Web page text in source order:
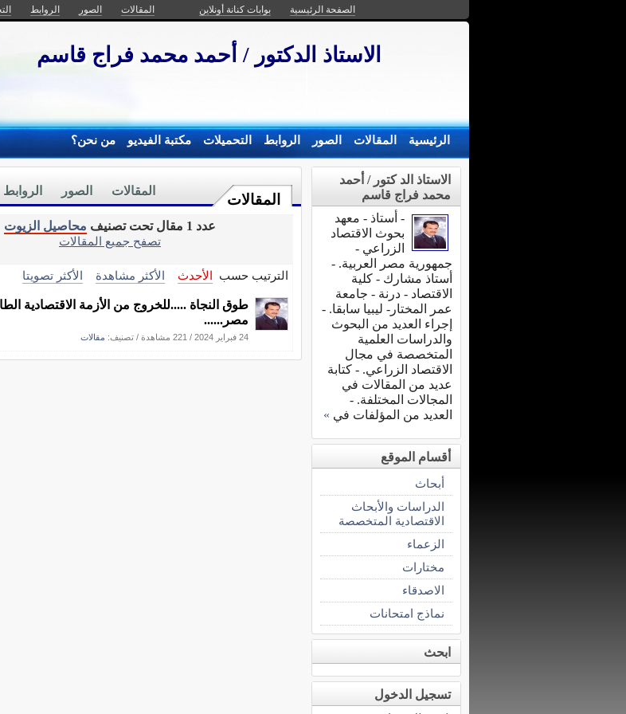
الصفحة الرئيسية بوابات كنانة أونلاين المقالات الصور الروابط
اﻻستاذ الدكتور / أحمد محمد فراج قاسم
الرئيسية المقالات الصور الروابط التحميلات مكتبة الفيديو من نحن؟
المقالات
الروابط الصور المقالات
عدد 1 مقال تحت تصنيف
محاصيل الزيوت
تصفح جميع المقالات
الترتيب حسب الأحدث الأكثر مشاهدة الأكثر تصويتا
طوق النجاة .....للخروج من الأزمة الاقتصادية
مصر......
24 فبراير 2024 / 221 مشاهدة / تصنيف: مقالات
اﻻستاذ الد كتور / أحمد
محمد فراج قاسم
- أستاذ - معهد
بحوث الاقتصاد
الزراعي -
جمهورية مصر العربية. -
أستاذ مشارك - كلية
الاقتصاد - درنة - جامعة
عمر المختار- ليبيا سابقا. -
إجراء العديد من البحوث
والدراسات العلمية
المتخصصة في مجال
الاقتصاد الزراعي. - كتابة
عديد من المقالات في
المجالات المختلفة. -
العديد من المؤلفات في »
أقسام الموقع
أبحاث
الدراسات والأبحاث
الاقتصادية المتخصصة
الزعماء
مختارات
الاصدقاء
نماذج امتحانات
ابحث
تسجيل الدخول